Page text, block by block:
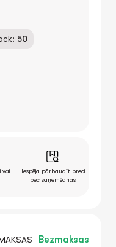
50
vai
Iespēja pārbaudīt preci
pēc saņemšanas
Bezmaksas